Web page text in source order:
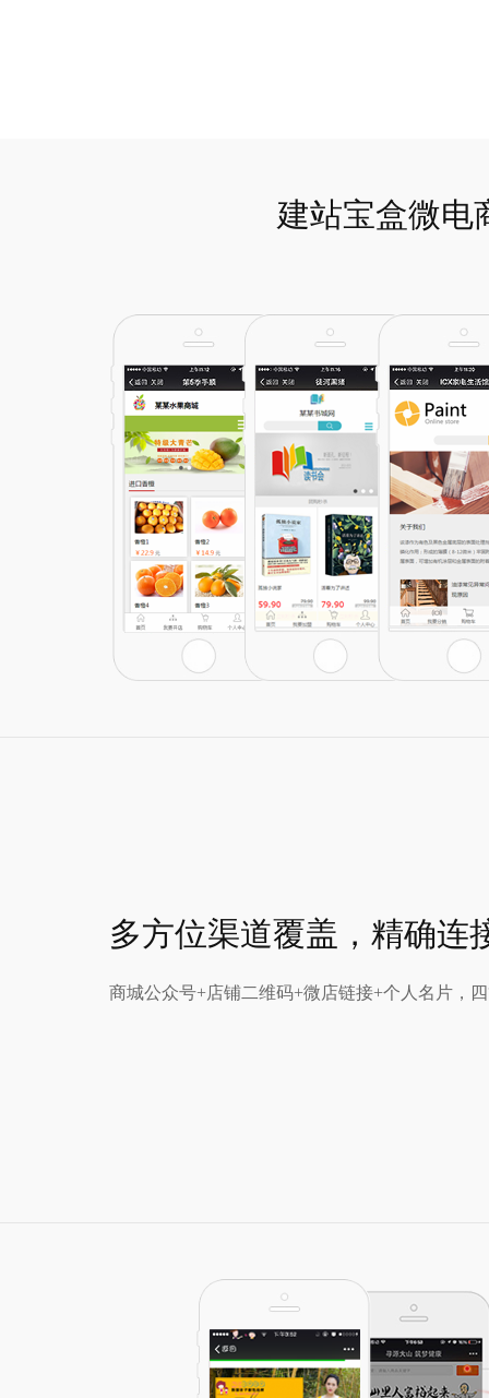
建站宝盒微电
多方位渠道覆盖，精确连
商城公众号+店铺二维码+微店链接+个人名片，